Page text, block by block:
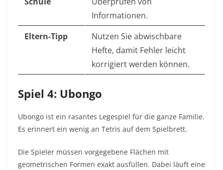
Informationen.
Eltern-Tipp
Nutzen Sie abwischbare
Hefte, damit Fehler leicht
korrigiert werden können.
Spiel 4: Ubongo
Ubongo ist ein rasantes Legespiel für die ganze Familie.
Es erinnert ein wenig an Tetris auf dem Spielbrett.
Die Spieler müssen vorgegebene Flächen mit
geometrischen Formen exakt ausfüllen. Dabei läuft eine